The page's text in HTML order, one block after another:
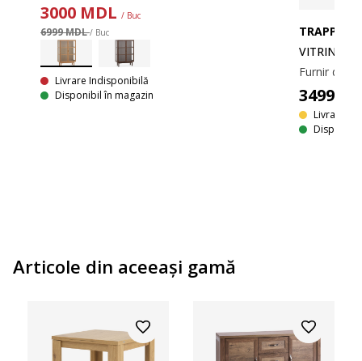
3000MDL / Buc
6999 MDL/ Buc
Livrare Indisponibilă
Disponibil în magazin
VITRINĂ
3499
Livrare -
Disponibil
Articole din aceeaşi gamă